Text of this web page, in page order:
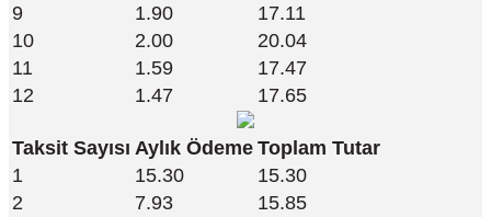
9
1.90
17.11
10
2.00
20.04
11
1.59
17.47
12
1.47 17.65
Taksit Sayısı Aylık Ödeme Toplam Tutar
1
15.30
15.30
2
7.93
15.85